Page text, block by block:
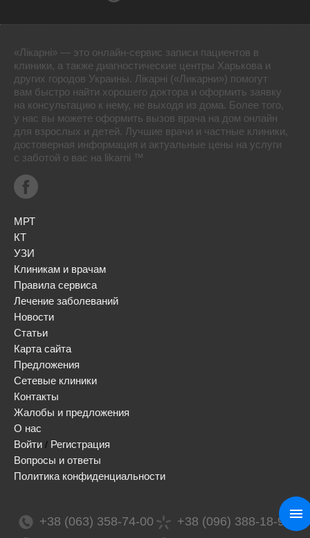
«Лікарні» — это онлайн-сервис записи пациентов в
клиники, а также диагностические центры Харькова и
других городов Украины. Лікарні («Ликарни») помогут
вам быстро найти хорошего доктора и оформить заявку
на консультацию к нему, не выходя из дома. Более того,
у нас вы можете оформить вызов врача на дом онлайн
для взрослых и детей. Лучшие врачи и частные клиники,
достоверная информация и актуальные цены на услуги
с заботой о вас на likarni ™
МРТ
КТ
УЗИ
Клиникам и врачам
Правила сервиса
Лечение заболеваний
Новости
Статьи
Карта сайта
Предложения
Сетевые клиники
Контакты
Жалобы и предложения
О нас
Войти / Регистрация
Вопросы и ответы
Политика конфиденциальности
+38 (063) 358-74-00
+38 (096) 388-18-99